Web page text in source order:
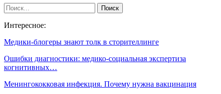
Интересное:
Медики-блогеры знают толк в сторителлинге
Ошибки диагностики: медико-социальная экспертиза
когнитивных…
Менингококковая инфекция. Почему нужна вакцинация